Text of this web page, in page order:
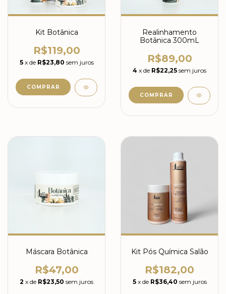
Kit Botânica
R$119,00
5 x de R$23,80 sem juros
Realinhamento
Botânica 300mL
R$89,00
4 x de R$22,25 sem juros
Máscara Botânica
R$47,00
2 x de R$23,50 sem juros
Kit Pós Química Salão
R$182,00
5 x de R$36,40 sem juros